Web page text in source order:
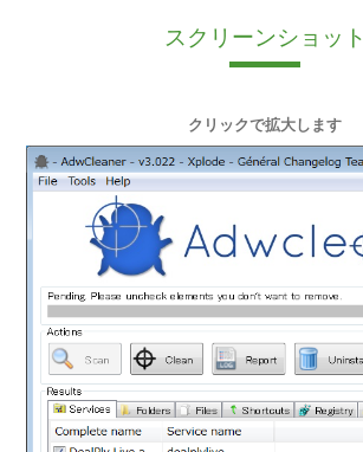
スクリーンショット
クリックで拡大します